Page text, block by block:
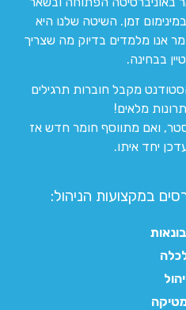
זמן. השיטה שלנו היא
אנו מלמדים בדיוק מה שצריך
בבחינה.
מקבל חוברות תרגילים
מלאים!
ואם מתווסף חומר חדש אז
יחד איתו.
במקצועות הניהול: